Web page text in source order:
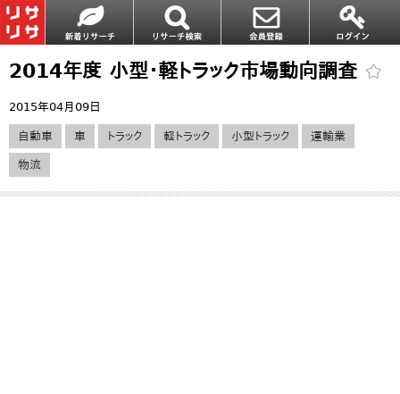
2014年度 小型・軽トラック市場動向調査
2015年04月09日
自動車 車 トラック 軽トラック 小型トラック 運輸業
物流